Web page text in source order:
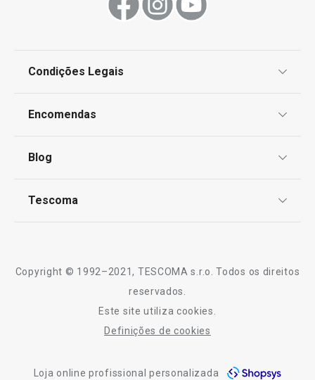
Condições Legais
Livro de Reclamações
Encomendas
Perguntas Frequentes
Blog
Tescoma
Copyright © 1992–2021, TESCOMA s.r.o. Todos os direitos
reservados.
Este site utiliza cookies.
Definições de cookies
Loja online profissional personalizada